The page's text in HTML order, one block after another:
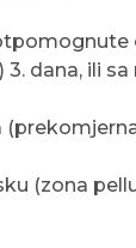
dana, ili
(zona